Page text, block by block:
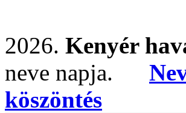
2026. Kenyér
neve napja.
köszöntés